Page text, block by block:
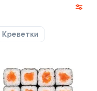
Креветки